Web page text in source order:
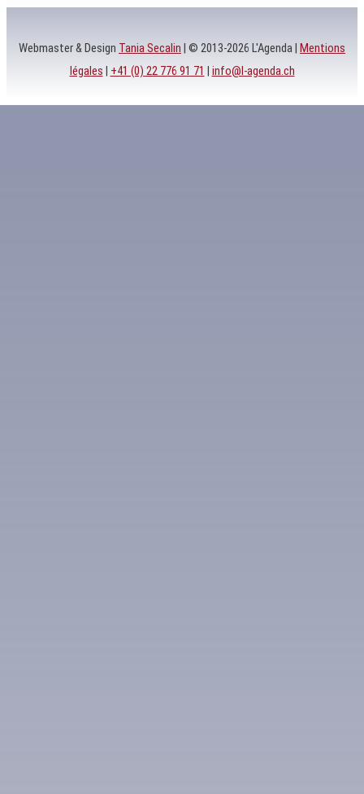
Webmaster & Design Tania Secalin | © 2013-2026 L'Agenda | Mentions
légales | +41 (0) 22 776 91 71 | info@l-agenda.ch